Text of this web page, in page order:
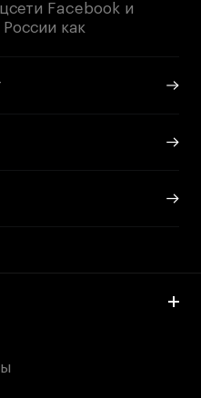
Facebook и
как